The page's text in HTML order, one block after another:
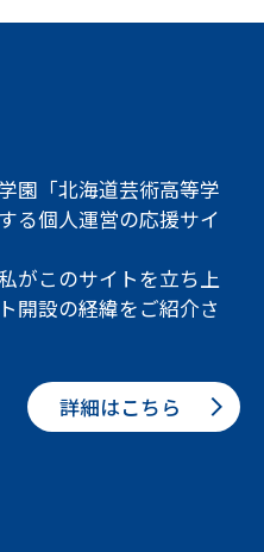
園「北海道芸術高等学
る個人運営の応援サイ
がこのサイトを立ち上
開設の経緯をご紹介さ
詳細はこちら